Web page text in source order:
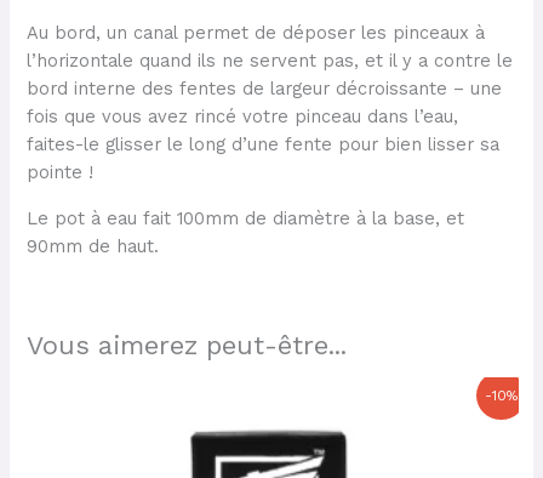
Au bord, un canal permet de déposer les pinceaux à
l’horizontale quand ils ne servent pas, et il y a contre le
bord interne des fentes de largeur décroissante – une
fois que vous avez rincé votre pinceau dans l’eau,
faites-le glisser le long d’une fente pour bien lisser sa
pointe !
Le pot à eau fait 100mm de diamètre à la base, et
90mm de haut.
Vous aimerez peut-être...
-10%
actuel